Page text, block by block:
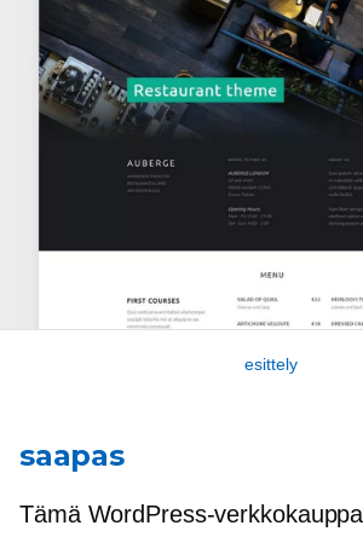
esittely
saapas
Tämä WordPress-